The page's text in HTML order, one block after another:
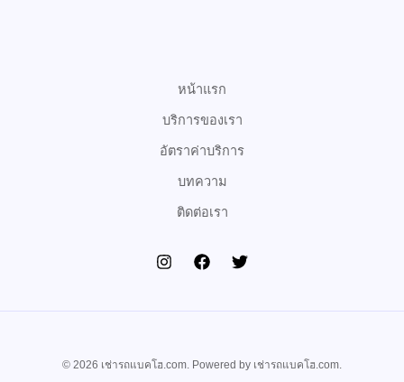
หน้าแรก
บริการของเรา
อัตราค่าบริการ
บทความ
ติดต่อเรา
© 2026 เช่ารถแบคโฮ.com. Powered by เช่ารถแบคโฮ.com.